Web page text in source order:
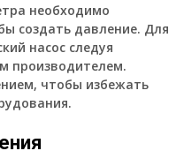
необходимо
создать давление. Для
насос следуя
производителем.
чтобы избежать